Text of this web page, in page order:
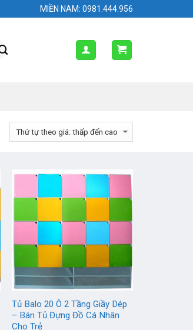
MIỀN NAM: 0981.444.956
Tủ Balo 20 Ô 2 Tầng Giầy Dép
– Bán Tủ Đựng Đồ Cá Nhân
Cho Trẻ